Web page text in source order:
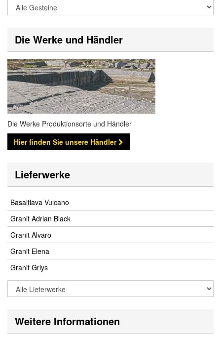
Die Werke und Händler
Die Werke Produktionsorte und Händler
Hier finden Sie unsere Händler
Lieferwerke
Basaltlava Vulcano
Granit Adrian Black
Granit Alvaro
Granit Elena
Granit Griys
Weitere Informationen